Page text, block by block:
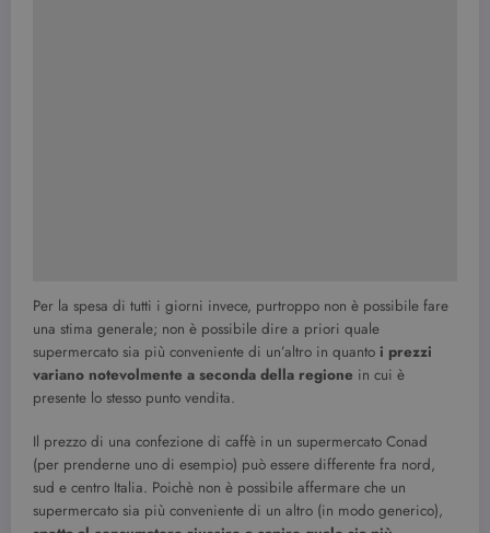
Per la spesa di tutti i giorni invece, purtroppo non è possibile fare
una stima generale; non è possibile dire a priori quale
supermercato sia più conveniente di un’altro in quanto i prezzi
variano notevolmente a seconda della regione in cui è
presente lo stesso punto vendita.
Il prezzo di una confezione di caffè in un supermercato Conad
(per prenderne uno di esempio) può essere differente fra nord,
sud e centro Italia. Poichè non è possibile affermare che un
supermercato sia più conveniente di un altro (in modo generico),